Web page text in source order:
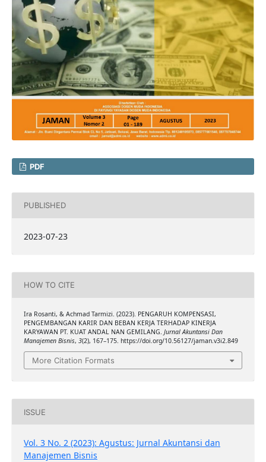
PDF
PUBLISHED
2023-07-23
HOW TO CITE
Ira Rosanti, & Achmad Tarmizi. (2023). PENGARUH KOMPENSASI,
PENGEMBANGAN KARIR DAN BEBAN KERJA TERHADAP KINERJA
KARYAWAN PT. KUAT ANDAL NAN GEMILANG. Jurnal Akuntansi Dan
Manajemen Bisnis, 3(2), 167–175. https://doi.org/10.56127/jaman.v3i2.849
More Citation Formats
ISSUE
Vol. 3 No. 2 (2023): Agustus: Jurnal Akuntansi dan
Manajemen Bisnis